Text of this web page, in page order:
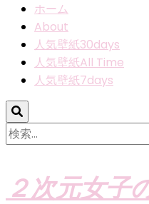
ホーム
About
人気壁紙30days
人気壁紙All Time
人気壁紙7days
検
索:
２次元女子